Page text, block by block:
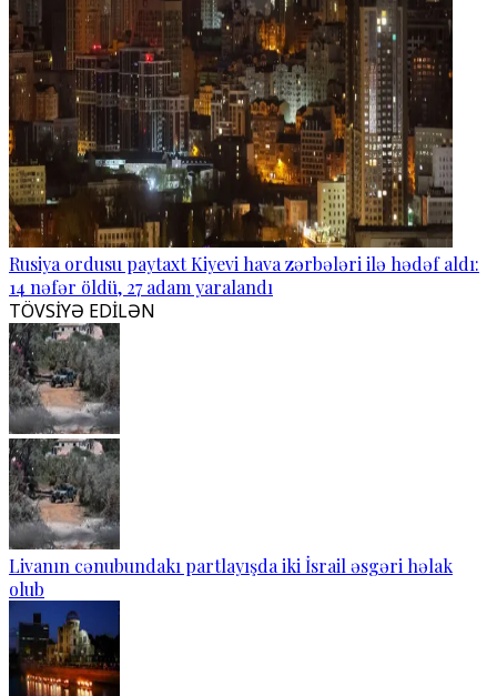
Rusiya ordusu paytaxt Kiyevi hava zərbələri ilə hədəf aldı:
14 nəfər öldü, 27 adam yaralandı
TÖVSİYƏ EDİLƏN
Livanın cənubundakı partlayışda iki İsrail əsgəri həlak
olub